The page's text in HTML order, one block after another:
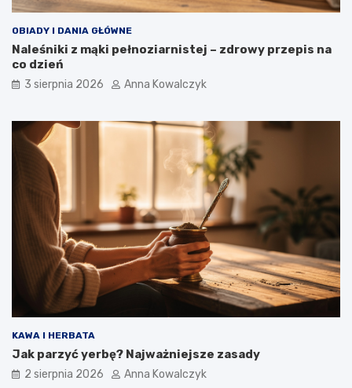
OBIADY I DANIA GŁÓWNE
Naleśniki z mąki pełnoziarnistej – zdrowy przepis na
co dzień
3 sierpnia 2026 Anna Kowalczyk
KAWA I HERBATA
Jak parzyć yerbę? Najważniejsze zasady
2 sierpnia 2026 Anna Kowalczyk